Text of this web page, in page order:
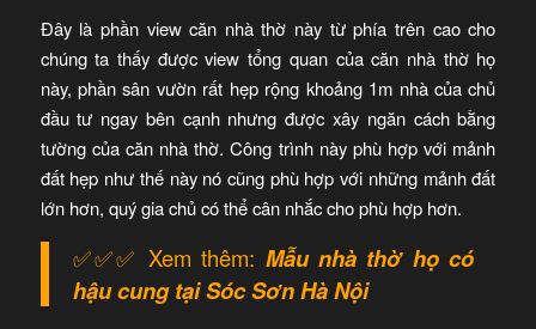
Đây là phần view căn nhà thờ này từ phía trên cao cho
chúng ta thấy được view tổng quan của căn nhà thờ họ
này, phần sân vườn rất hẹp rộng khoảng 1m nhà của chủ
đầu tư ngay bên cạnh nhưng được xây ngăn cách bằng
tường của căn nhà thờ. Công trình này phù hợp với mảnh
đất hẹp như thế này nó cũng phù hợp với những mảnh đất
lớn hơn, quý gia chủ có thể cân nhắc cho phù hợp hơn.
✅✅✅ Xem thêm: Mẫu nhà thờ họ có
hậu cungtại Sóc Sơn Hà Nội